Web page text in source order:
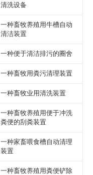
清洗设备
一种畜牧养殖用牛槽自动
清洁装置
一种便于清洁排污的圈舍
一种畜牧用粪污清理装置
一种畜牧业用清洗装置
一种畜牧养殖用便于冲洗
粪便的刮粪装置
一种家畜喂食槽自动清理
装置
一种畜牧养殖用粪便铲除